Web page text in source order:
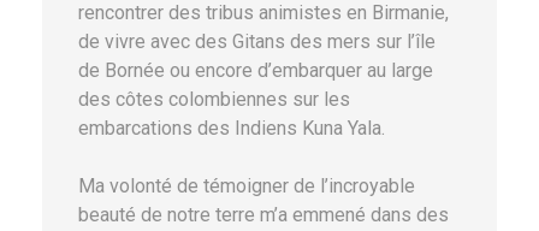
rencontrer des tribus animistes en Birmanie,
de vivre avec des Gitans des mers sur l’île
de Bornée ou encore d’embarquer au large
des côtes colombiennes sur les
embarcations des Indiens Kuna Yala.
Ma volonté de témoigner de l’incroyable
beauté de notre terre m’a emmené dans des